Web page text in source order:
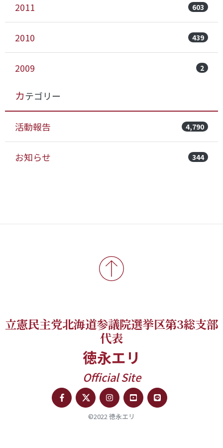
2011 603
2010 439
2009 2
カテゴリー
活動報告 4,790
お知らせ 344
立憲民主党北海道参議院選挙区第3総支部
代表
徳永エリ
Official Site
©2022 徳永エリ